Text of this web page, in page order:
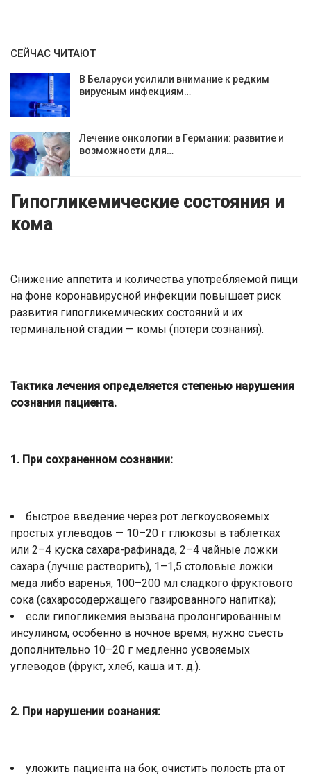
СЕЙЧАС ЧИТАЮТ
В Беларуси усилили внимание к редким
вирусным инфекциям…
Лечение онкологии в Германии: развитие и
возможности для…
Гипогликемические состояния и
кома
Снижение аппетита и количества употребляемой пищи
на фоне коронавирусной инфекции повышает риск
развития гипогликемических состояний и их
терминальной стадии — комы (потери сознания).
Тактика лечения определяется степенью нарушения
сознания пациента.
1. При сохраненном сознании:
быстрое введение через рот легкоусвояемых
простых углеводов — 10–20 г глюкозы в таблетках
или 2–4 куска сахара-рафинада, 2–4 чайные ложки
сахара (лучше растворить), 1–1,5 столовые ложки
меда либо варенья, 100–200 мл сладкого фруктового
сока (сахаросодержащего газированного напитка);
если гипогликемия вызвана пролонгированным
инсулином, особенно в ночное время, нужно съесть
дополнительно 10–20 г медленно усвояемых
углеводов (фрукт, хлеб, каша и т. д.).
2. При нарушении сознания:
уложить пациента на бок, очистить полость рта от